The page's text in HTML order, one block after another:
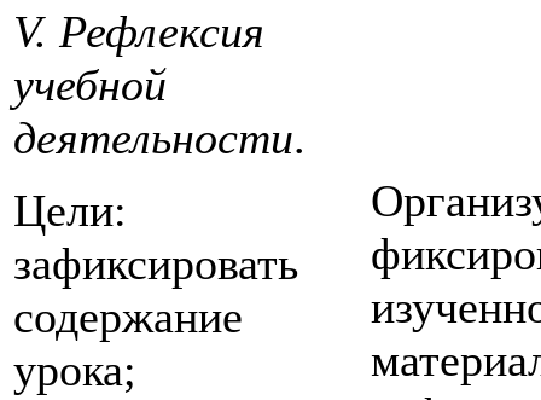
V. Рефлексия
учебной
деятельности.
Цели:
зафиксировать
содержание
урока;